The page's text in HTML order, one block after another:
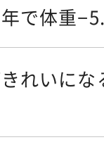
年で体重
れいに